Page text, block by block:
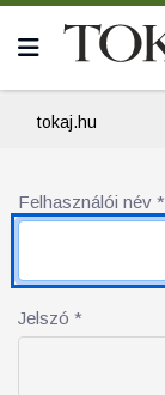
tokaj.hu
Felhasználói név *
Jelszó *